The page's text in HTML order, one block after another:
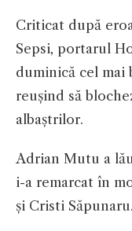
Criticat după
Sepsi, portarul
duminică cel mai
reușind să
albaștrilor.
Adrian Mutu a
i-a remarcat în
și Cristi Săpunaru.